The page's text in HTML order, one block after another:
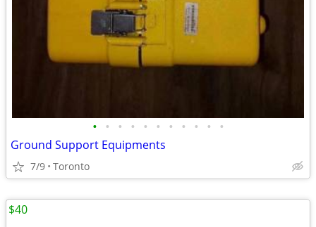
• • • • • • • • • • •
Ground Support Equipments
7/9 Toronto
$40